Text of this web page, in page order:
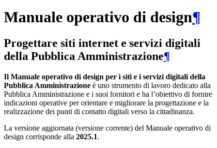
Manuale operativo di design¶
Progettare siti internet e servizi digitali
della Pubblica Amministrazione¶
Il Manuale operativo di design per i siti e i servizi digitali della
Pubblica Amministrazione è uno strumento di lavoro dedicato alla
Pubblica Amministrazione e i suoi fornitori e ha l’obiettivo di fornire
indicazioni operative per orientare e migliorare la progettazione e la
realizzazione dei punti di contatto digitali verso la cittadinanza.
La versione aggiornata (versione corrente) del Manuale operativo di
design corrisponde alla 2025.1.